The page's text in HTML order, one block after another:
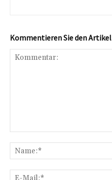
Kommentieren Sie den Artikel